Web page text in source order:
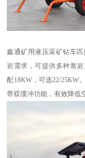
鑫通矿用液压采矿钻车
岩需求，可提供多种凿
配18KW，可选22/25KW
带双缓冲功能，有效降低